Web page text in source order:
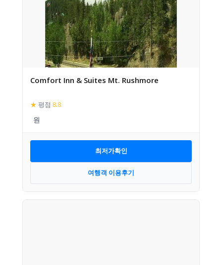
Comfort Inn & Suites Mt. Rushmore
★ 평점 8.8
최저가확인
여행객 이용후기